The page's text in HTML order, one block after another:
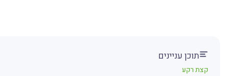
תוכן עניינים
קצת רקע